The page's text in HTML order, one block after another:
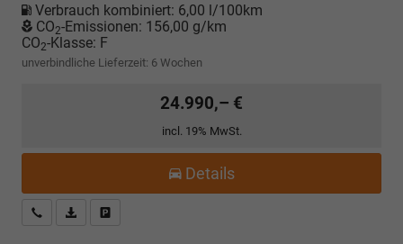
Verbrauch kombiniert: 6,00 l/100km
CO2-Emissionen: 156,00 g/km
CO2-Klasse: F
unverbindliche Lieferzeit: 6 Wochen
24.990,– €
incl. 19% MwSt.
Details
Kostenloser Rückruf-Service
PDF-Datei, Fahrzeugexposé drucken